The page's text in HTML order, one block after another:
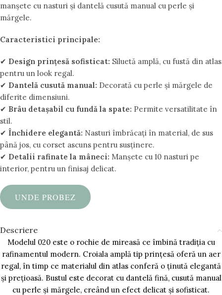
manșete cu nasturi și dantelă cusută manual cu perle și
mărgele.
Caracteristici principale:
✔ Design prințesă sofisticat: Siluetă amplă, cu fustă din atlas
pentru un look regal.
✔ Dantelă cusută manual: Decorată cu perle și mărgele de
diferite dimensiuni.
✔ Brâu detașabil cu fundă la spate: Permite versatilitate în
stil.
✔ Închidere elegantă: Nasturi îmbrăcați în material, de sus
până jos, cu corset ascuns pentru susținere.
✔ Detalii rafinate la mâneci: Manșete cu 10 nasturi pe
interior, pentru un finisaj delicat.
UNDE PROBEZ
Descriere
Modelul 020 este o rochie de mireasă ce îmbină tradiția cu
rafinamentul modern. Croiala amplă tip prințesă oferă un aer
regal, în timp ce materialul din atlas conferă o ținută elegantă
și prețioasă. Bustul este decorat cu dantelă fină, cusută manual
cu perle și mărgele, creând un efect delicat și sofisticat.